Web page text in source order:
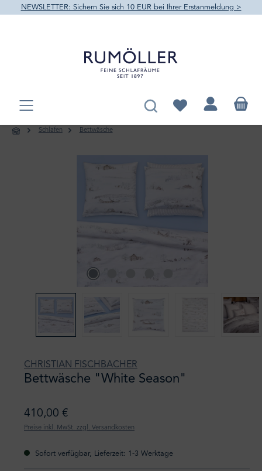
springen
NEWSLETTER: Sichern Sie sich 10 EUR bei Ihrer Erstanmeldung >
Du hast 0 Produkte
Schlafen Bettwäsche
CHRISTIAN FISCHBACHER
Bettwäsche "White Season"
410,00 €
Preise inkl. MwSt. zzgl. Versandkosten
Sofort verfügbar, Lieferzeit: 1-3 Werktage